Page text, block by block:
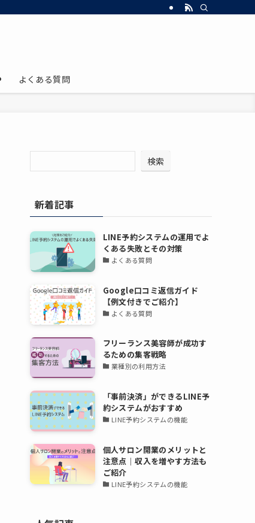
よくある質問
検索
新着記事
LINE予約システムの運用でよ
くある失敗とその対策
よくある質問
Google口コミ返信ガイド
【例文付きでご紹介】
よくある質問
フリーランス美容師が成功す
るための集客戦略
業種別の利用方法
「事前決済」ができるLINE予
約システムがおすすめ
LINE予約システムの機能
個人サロン開業のメリットと
注意点｜収入を増やす方法も
ご紹介
LINE予約システムの機能